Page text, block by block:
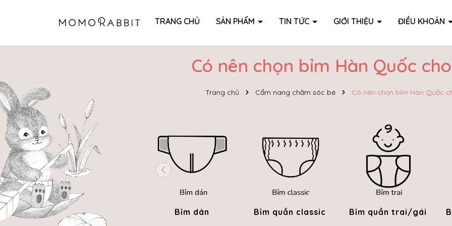
TRANG CHỦ SẢN PHẨM TIN TỨC GIỚI THIỆU ĐIỀU KHOẢN
Có nên chọn bỉm Hàn Quốc
Trang chủ Cẩm nang chăm sóc bé Có nên chọn bỉm Hàn Quốc
Bỉm dán Bỉm quần classic Bỉm quần trai/gái